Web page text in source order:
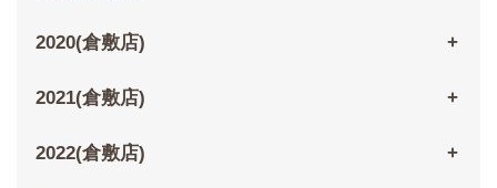
2020(倉敷店)
2021(倉敷店)
2022(倉敷店)